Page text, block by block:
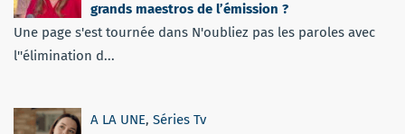
grands maestros de l’émission ?
Une page s'est tournée dans N'oubliez pas les paroles avec
l''élimination d...
A LA UNE, Séries Tv